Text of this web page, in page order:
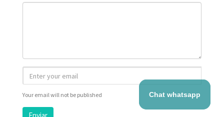
Your email will not be published Chat whatsapp